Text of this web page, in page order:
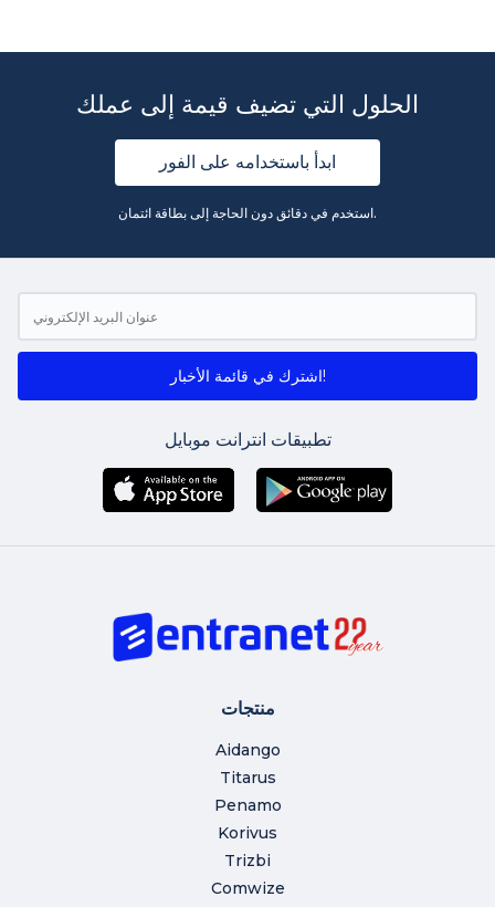
الحلول التي تضيف قيمة إلى عملك
ابدأ باستخدامه على الفور
استخدم في دقائق دون الحاجة إلى بطاقة ائتمان.
اشترك في قائمة الأخبار!
تطبيقات انترانت موبايل
منتجات
Aidango
Titarus
Penamo
Korivus
Trizbi
Comwize